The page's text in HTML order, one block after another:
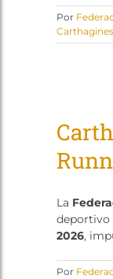
Por
La
deportivo
2026,
Por